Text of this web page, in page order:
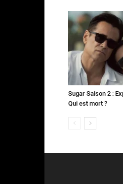
Sugar Saison 2 :
Qui est mort ?